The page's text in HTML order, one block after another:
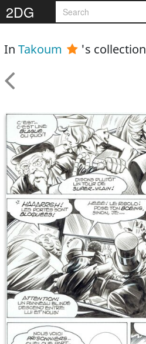
2DG
In Takoum 's collection